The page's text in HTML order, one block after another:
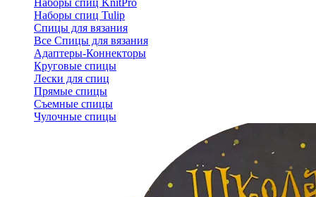
Наборы спиц Tulip
Спицы для вязания
Все Спицы для вязания
Адаптеры-Коннекторы
Круговые спицы
Лески для спиц
Прямые спицы
Съемные спицы
Чулочные спицы